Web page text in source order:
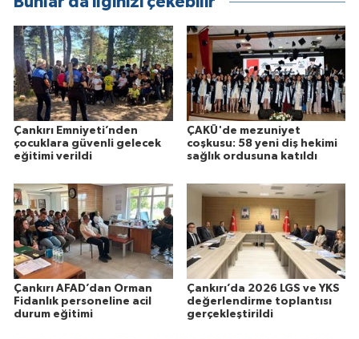
Çankırı Emniyeti’nden
çocuklara güvenli gelecek
eğitimi verildi
ÇAKÜ'de mezuniyet
coşkusu: 58 yeni diş hekimi
sağlık ordusuna katıldı
Çankırı AFAD’dan Orman
Fidanlık personeline acil
durum eğitimi
Çankırı’da 2026 LGS ve YKS
değerlendirme toplantısı
gerçekleştirildi